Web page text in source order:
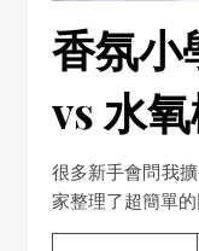
香氛小
vs 水
很多新手會問我
家整理了超簡單的